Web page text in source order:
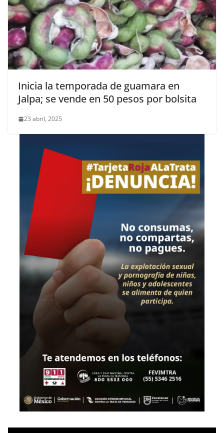
Inicia la temporada de guamara en
Jalpa; se vende en 50 pesos por bolsita
23 abril, 2025